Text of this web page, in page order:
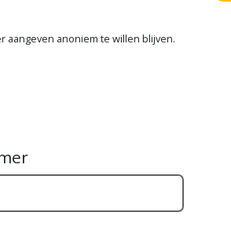
aangeven anoniem te willen blijven.